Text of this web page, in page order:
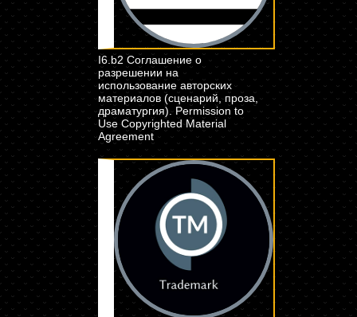
I6.b2 Соглашение о
разрешении на
использование авторских
материалов (сценарий, проза,
драматургия). Permission to
Use Copyrighted Material
Agreement